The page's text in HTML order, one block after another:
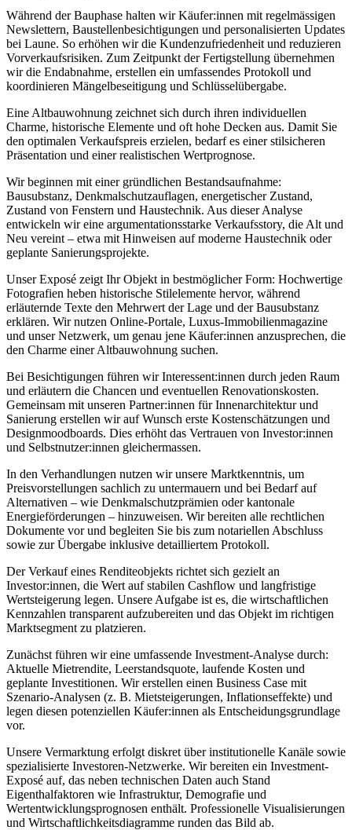
Während der Bauphase halten wir Käufer:innen mit regelmässigen
Newslettern, Baustellenbesichtigungen und personalisierten Updates
bei Laune. So erhöhen wir die Kundenzufriedenheit und reduzieren
Vorverkaufsrisiken. Zum Zeitpunkt der Fertigstellung übernehmen
wir die Endabnahme, erstellen ein umfassendes Protokoll und
koordinieren Mängelbeseitigung und Schlüsselübergabe.
Eine Altbauwohnung zeichnet sich durch ihren individuellen
Charme, historische Elemente und oft hohe Decken aus. Damit Sie
den optimalen Verkaufspreis erzielen, bedarf es einer stilsicheren
Präsentation und einer realistischen Wertprognose.
Wir beginnen mit einer gründlichen Bestandsaufnahme:
Bausubstanz, Denkmalschutzauflagen, energetischer Zustand,
Zustand von Fenstern und Haustechnik. Aus dieser Analyse
entwickeln wir eine argumentationsstarke Verkaufsstory, die Alt und
Neu vereint – etwa mit Hinweisen auf moderne Haustechnik oder
geplante Sanierungsprojekte.
Unser Exposé zeigt Ihr Objekt in bestmöglicher Form: Hochwertige
Fotografien heben historische Stilelemente hervor, während
erläuternde Texte den Mehrwert der Lage und der Bausubstanz
erklären. Wir nutzen Online-Portale, Luxus-Immobilienmagazine
und unser Netzwerk, um genau jene Käufer:innen anzusprechen, die
den Charme einer Altbauwohnung suchen.
Bei Besichtigungen führen wir Interessent:innen durch jeden Raum
und erläutern die Chancen und eventuellen Renovationskosten.
Gemeinsam mit unseren Partner:innen für Innenarchitektur und
Sanierung erstellen wir auf Wunsch erste Kostenschätzungen und
Designmoodboards. Dies erhöht das Vertrauen von Investor:innen
und Selbstnutzer:innen gleichermassen.
In den Verhandlungen nutzen wir unsere Marktkenntnis, um
Preisvorstellungen sachlich zu untermauern und bei Bedarf auf
Alternativen – wie Denkmalschutzprämien oder kantonale
Energieförderungen – hinzuweisen. Wir bereiten alle rechtlichen
Dokumente vor und begleiten Sie bis zum notariellen Abschluss
sowie zur Übergabe inklusive detailliertem Protokoll.
Der Verkauf eines Renditeobjekts richtet sich gezielt an
Investor:innen, die Wert auf stabilen Cashflow und langfristige
Wertsteigerung legen. Unsere Aufgabe ist es, die wirtschaftlichen
Kennzahlen transparent aufzubereiten und das Objekt im richtigen
Marktsegment zu platzieren.
Zunächst führen wir eine umfassende Investment-Analyse durch:
Aktuelle Mietrendite, Leerstandsquote, laufende Kosten und
geplante Investitionen. Wir erstellen einen Business Case mit
Szenario-Analysen (z. B. Mietsteigerungen, Inflationseffekte) und
legen diesen potenziellen Käufer:innen als Entscheidungsgrundlage
vor.
Unsere Vermarktung erfolgt diskret über institutionelle Kanäle sowie
spezialisierte Investoren-Netzwerke. Wir bereiten ein Investment-
Exposé auf, das neben technischen Daten auch Stand
Eigenthalfaktoren wie Infrastruktur, Demografie und
Wertentwicklungsprognosen enthält. Professionelle Visualisierungen
und Wirtschaftlichkeitsdiagramme runden das Bild ab.